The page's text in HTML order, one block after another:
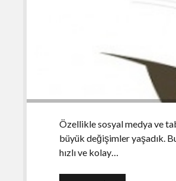
Özellikle sosyal medya ve
büyük değişimler yaşadık.
hızlı ve kolay…